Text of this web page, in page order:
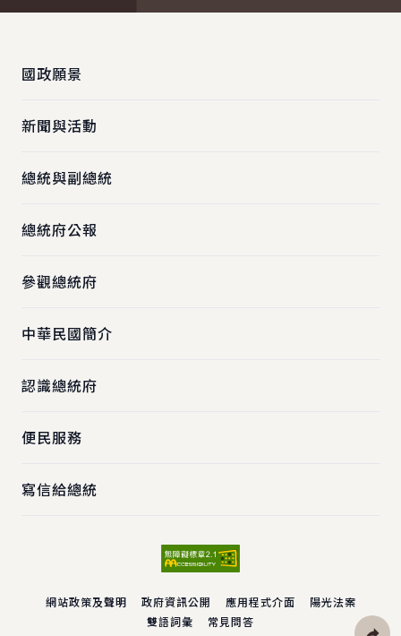
國政願景
新聞與活動
總統與副總統
總統府公報
參觀總統府
中華民國簡介
認識總統府
便民服務
寫信給總統
網站政策及聲明 政府資訊公開 應用程式介面
陽光法案
雙語詞彙
常見問答